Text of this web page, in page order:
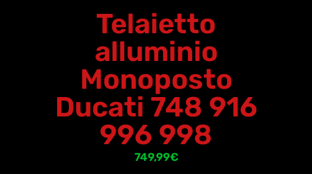
Telaietto
alluminio
Monoposto
Ducati 748 916
996 998
749,99€